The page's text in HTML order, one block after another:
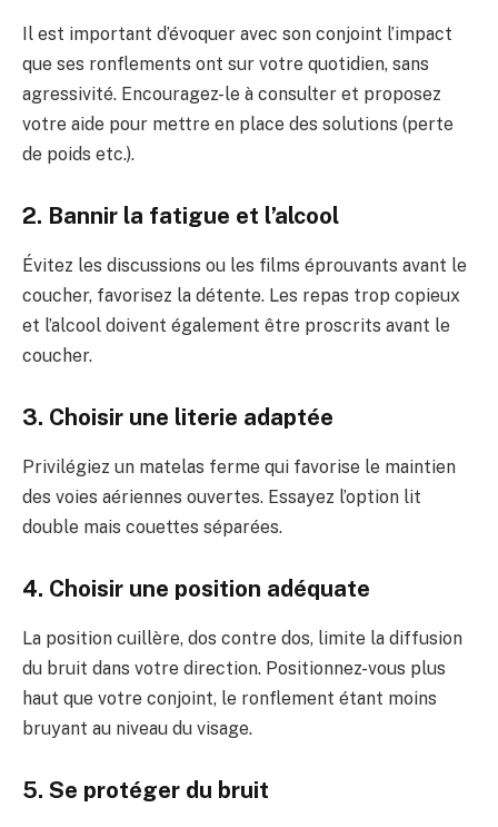
Il est important d’évoquer avec son conjoint l’impact
que ses ronflements ont sur votre quotidien, sans
agressivité. Encouragez-le à consulter et proposez
votre aide pour mettre en place des solutions (perte
de poids etc.).
2. Bannir la fatigue et l’alcool
Évitez les discussions ou les films éprouvants avant le
coucher, favorisez la détente. Les repas trop copieux
et l’alcool doivent également être proscrits avant le
coucher.
3. Choisir une literie adaptée
Privilégiez un matelas ferme qui favorise le maintien
des voies aériennes ouvertes. Essayez l’option lit
double mais couettes séparées.
4. Choisir une position adéquate
La position cuillère, dos contre dos, limite la diffusion
du bruit dans votre direction. Positionnez-vous plus
haut que votre conjoint, le ronflement étant moins
bruyant au niveau du visage.
5. Se protéger du bruit